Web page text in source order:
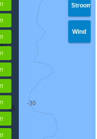
Stroom
Wind